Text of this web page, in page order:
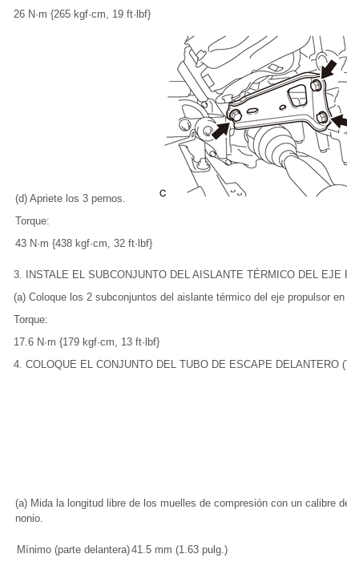
26 N·m {265 kgf·cm, 19 ft·lbf}
(d) Apriete los 3 pernos.
Torque:
43 N·m {438 kgf·cm, 32 ft·lbf}
3. INSTALE EL SUBCONJUNTO DEL AISLANTE TÉRMICO DEL EJE
(a) Coloque los 2 subconjuntos del aislante térmico del eje propulsor en
Torque:
17.6 N·m {179 kgf·cm, 13 ft·lbf}
4. COLOQUE EL CONJUNTO DEL TUBO DE ESCAPE DELANTERO
(a) Mida la longitud libre de los muelles de compresión con un calibre de
nonio.
Mínimo (parte delantera)41.5 mm (1.63 pulg.)